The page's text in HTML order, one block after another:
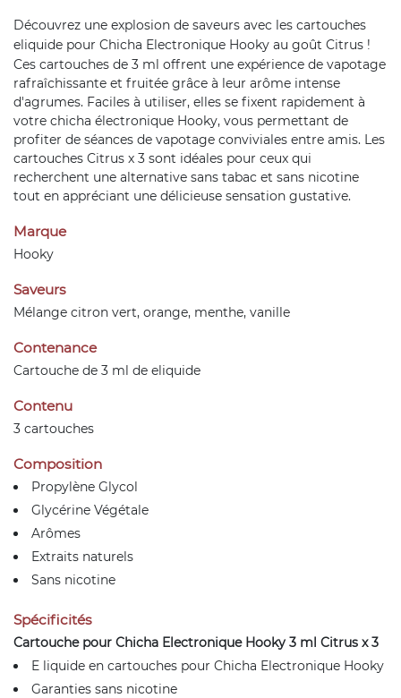
Découvrez une explosion de saveurs avec les cartouches
eliquide pour Chicha Electronique Hooky au goût Citrus !
Ces cartouches de 3 ml offrent une expérience de vapotage
rafraîchissante et fruitée grâce à leur arôme intense
d'agrumes. Faciles à utiliser, elles se fixent rapidement à
votre chicha électronique Hooky, vous permettant de
profiter de séances de vapotage conviviales entre amis. Les
cartouches Citrus x 3 sont idéales pour ceux qui
recherchent une alternative sans tabac et sans nicotine
tout en appréciant une délicieuse sensation gustative.
Marque
Hooky
Saveurs
Mélange citron vert, orange, menthe, vanille
Contenance
Cartouche de 3 ml de eliquide
Contenu
3 cartouches
Composition
Propylène Glycol
Glycérine Végétale
Arômes
Extraits naturels
Sans nicotine
Spécificités
Cartouche pour Chicha Electronique Hooky 3 ml Citrus x 3
E liquide en cartouches pour Chicha Electronique Hooky
Garanties sans nicotine